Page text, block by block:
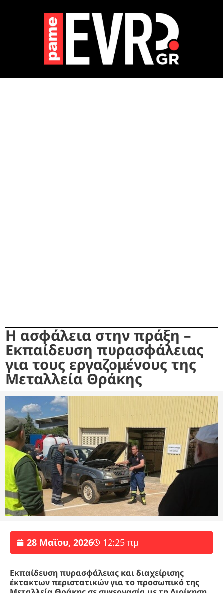
H ασφάλεια στην πράξη –
Εκπαίδευση πυρασφάλειας
για τους εργαζομένους της
Μεταλλεία Θράκης
28 Μαΐου, 2026 12:25 πμ
Εκπαίδευση πυρασφάλειας και διαχείρισης
έκτακτων περιστατικών για το προσωπικό της